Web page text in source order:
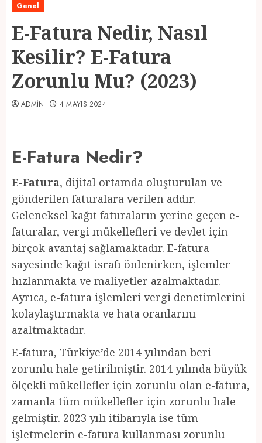
Genel
E-Fatura Nedir, Nasıl
Kesilir? E-Fatura
Zorunlu Mu? (2023)
ADMIN 4 MAYIS 2024
E-Fatura Nedir?
E-Fatura, dijital ortamda oluşturulan ve
gönderilen faturalara verilen addır.
Geleneksel kağıt faturaların yerine geçen e-
faturalar, vergi mükellefleri ve devlet için
birçok avantaj sağlamaktadır. E-fatura
sayesinde kağıt israfı önlenirken, işlemler
hızlanmakta ve maliyetler azalmaktadır.
Ayrıca, e-fatura işlemleri vergi denetimlerini
kolaylaştırmakta ve hata oranlarını
azaltmaktadır.
E-fatura, Türkiye’de 2014 yılından beri
zorunlu hale getirilmiştir. 2014 yılında büyük
ölçekli mükellefler için zorunlu olan e-fatura,
zamanla tüm mükellefler için zorunlu hale
gelmiştir. 2023 yılı itibarıyla ise tüm
işletmelerin e-fatura kullanması zorunlu